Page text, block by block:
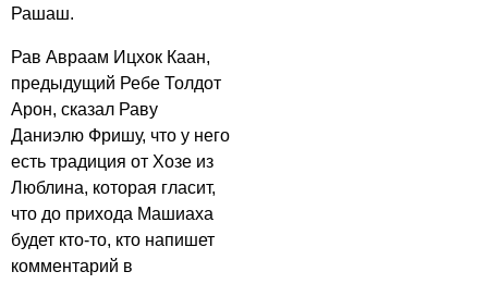
Рашаш.
Рав Авраам Ицхок Каан,
предыдущий Ребе Толдот
Арон, сказал Раву
Даниэлю Фришу, что у него
есть традиция от Хозе из
Люблина, которая гласит,
что до прихода Машиаха
будет кто-то, кто напишет
комментарий в